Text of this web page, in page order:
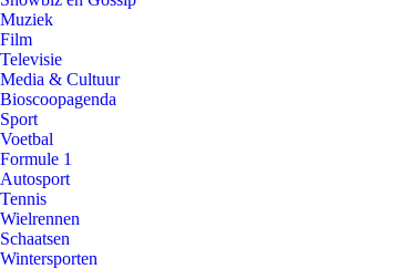
Muziek
Film
Televisie
Media & Cultuur
Bioscoopagenda
Sport
Voetbal
Formule 1
Autosport
Tennis
Wielrennen
Schaatsen
Wintersporten